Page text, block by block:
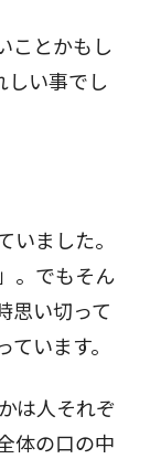
ことかもし
しい事でし
ました。
。でもそん
思い切って
います。
は人それぞ
体の口の中